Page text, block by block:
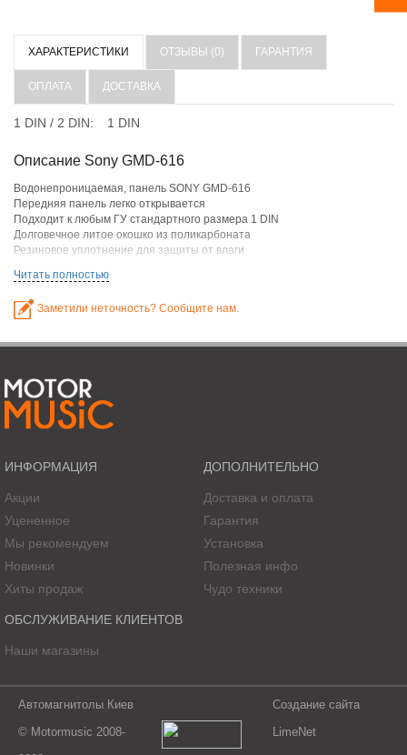
ХАРАКТЕРИСТИКИ ОТЗЫВЫ (0) ГАРАНТИЯ
ОПЛАТА ДОСТАВКА
1 DIN / 2 DIN: 1 DIN
Описание Sony GMD-616
Водонепроницаемая, панель SONY GMD-616
Передняя панель легко открывается
Подходит к любым ГУ стандартного размера 1 DIN
Долговечное литое окошко из поликарбоната
Резиновое уплотнение для защиты от влаги
Читать полностью
Заметили неточность? Сообщите нам.
ИНФОРМАЦИЯ
Акции
Уцененное
Мы рекомендуем
Новинки
Хиты продаж
ДОПОЛНИТЕЛЬНО
Доставка и оплата
Гарантия
Установка
Полезная инфо
Чудо техники
ОБСЛУЖИВАНИЕ КЛИЕНТОВ
Наши магазины
Автомагнитолы Киев
© Motormusic 2008-
Создание сайта
LimeNet